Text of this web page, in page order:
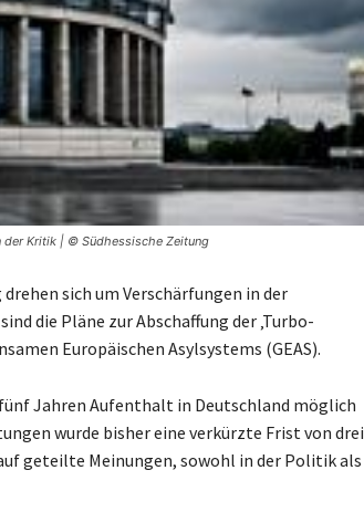
der Kritik | © Südhessische Zeitung
sich um Verschärfungen in der
die Pläne zur Abschaffung der ‚Turbo-
Europäischen Asylsystems (GEAS).
Jahren Aufenthalt in Deutschland möglich
wurde bisher eine verkürzte Frist von drei
geteilte Meinungen, sowohl in der Politik als